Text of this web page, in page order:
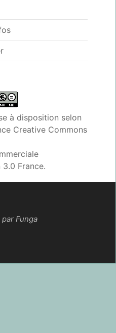
à disposition selon
Creative Commons
France.
Funga